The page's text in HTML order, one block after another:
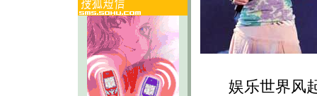
娱乐世界风起